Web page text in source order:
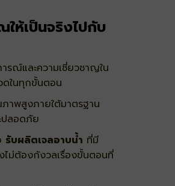
เป็นจริงไปกับ
รณ์และความเชี่ยวชาญใน
ดในทุกขั้นตอน
าพสูงภายใต้มาตรฐาน
ปลอดภัย
รับผลิตเจลอาบน้ำ ที่มี
ม่ต้องกังวลเรื่องขั้นตอนที่